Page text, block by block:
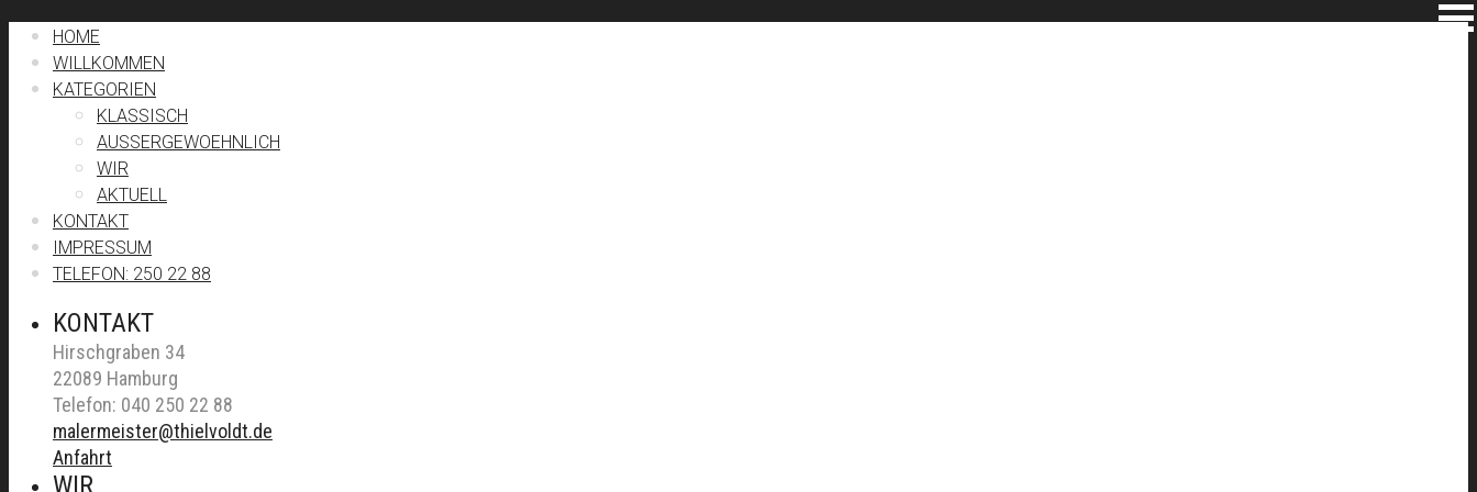
HOME
WILLKOMMEN
KATEGORIEN
KLASSISCH
AUSSERGEWOEHNLICH
WIR
AKTUELL
KONTAKT
IMPRESSUM
TELEFON: 250 22 88
KONTAKT
Hirschgraben 34
22089 Hamburg
Telefon: 040 250 22 88
malermeister@thielvoldt.de
Anfahrt
WIR